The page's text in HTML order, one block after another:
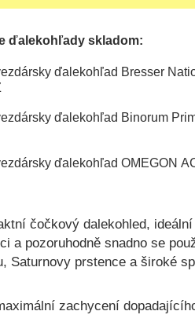
ďalekohľady skladom:
ďalekohľad Bresser
ďalekohľad Binorum
ďalekohľad OMEGON
čočkový dalekohled,
pozoruhodně snadno se
prstence a široké
zachycení